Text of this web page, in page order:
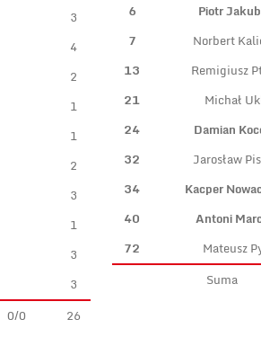
3
4
2
1
1
2
3
1
3
3
0/0 26
6
Piotr
7
Norbert
13
Remigiusz
21
Michał
24
Damian
32
Jarosław
34
Kacper
40
Antoni
72
Mateusz
Suma